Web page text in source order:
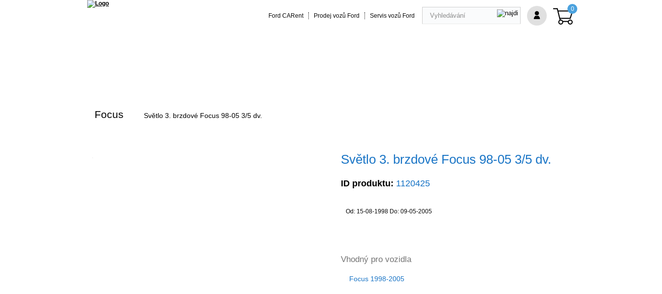
Focus Světlo 3. brzdové Focus 98-05 3/5 dv.
Světlo 3. brzdové Focus 98-05 3/5 dv.
ID produktu: 1120425
Od: 15-08-1998 Do: 09-05-2005
Vhodný pro vozidla
Focus 1998-2005
Ford CARent Prodej vozů Ford Servis vozů Ford
0